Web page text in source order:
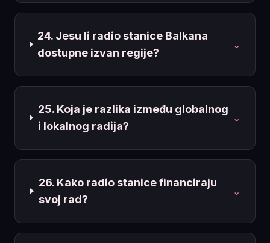
24. Jesu li radio stanice Balkana
dostupne izvan regije?
⌄
25. Koja je razlika između globalnog
i lokalnog radija?
⌄
26. Kako radio stanice financiraju
svoj rad?
⌄